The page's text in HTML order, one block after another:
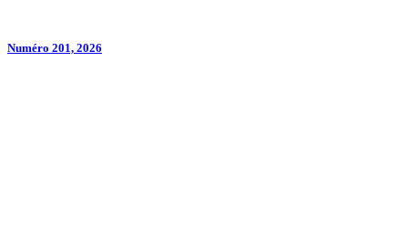
Numéro 201, 2026